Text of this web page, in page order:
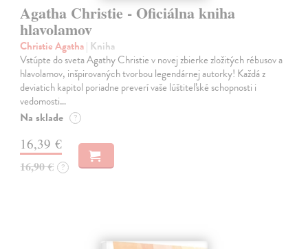
Agatha Christie - Oficiálna kniha
hlavolamov
Christie Agatha| Kniha
Vstúpte do sveta Agathy Christie v novej zbierke zložitých rébusov a
hlavolamov, inšpirovaných tvorbou legendárnej autorky! Každá z
deviatich kapitol poriadne preverí vaše lúštiteľské schopnosti i
vedomosti…
Na sklade ?
16,39 €
16,90 € ?